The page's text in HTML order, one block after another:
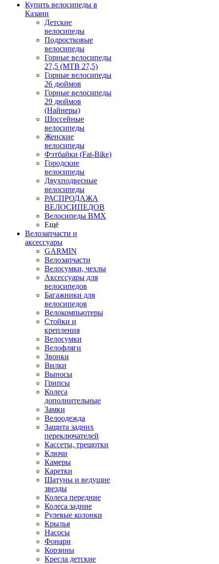
Купить велосипеды в
Казани
Детские
велосипеды
Подростковые
велосипеды
Горные велосипеды
27,5 (MTB 27,5)
Горные велосипеды
26 дюймов
Горные велосипеды
29 дюймов
(Найнеры)
Шоссейные
велосипеды
Женские
велосипеды
Фэтбайки (Fat-Bike)
Городские
велосипеды
Двухподвесные
велосипеды
РАСПРОДАЖА
ВЕЛОСИПЕДОВ
Велосипеды BMX
Ещё
Велозапчасти и
аксессуары
GARMIN
Велозапчасти
Велосумки, чехлы
Аксессуары для
велосипедов
Багажники для
велосипедов
Велокомпьютеры
Стойки и
крепления
Велосумки
Велофляги
Звонки
Вилки
Выносы
Грипсы
Колеса
дополнительные
Замки
Велоодежда
Защита задних
переключателей
Кассеты, трещотки
Ключи
Камеры
Каретки
Шатуны и ведущие
звезды
Колеса передние
Колеса задние
Рулевые колонки
Крылья
Насосы
Фонари
Корзины
Кресла детские